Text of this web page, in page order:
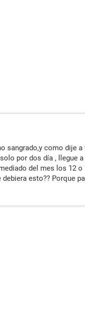
sangrado,y como dije
por dos día , llegue
del mes los 12
esto?? Porque